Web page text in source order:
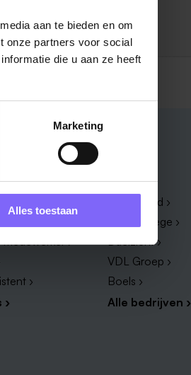
aan te bieden en om
onze partners voor social
die u aan ze heeft
Marketing
Alles toestaan
›
›
›
Zuyderland ›
Vista College ›
Daelzicht ›
VDL Groep ›
Boels ›
Alle bedrijven ›